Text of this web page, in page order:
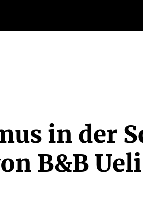
in der
B&B